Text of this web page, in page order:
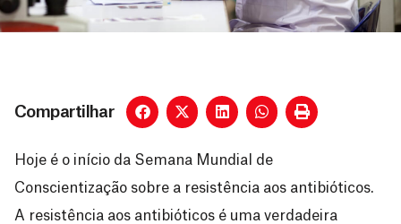
Compartilhar
Hoje é o início da Semana Mundial de
Conscientização sobre a resistência aos antibióticos.
A resistência aos antibióticos é uma verdadeira